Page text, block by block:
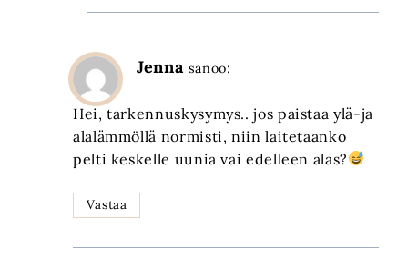
Jenna sanoo:
Hei, tarkennuskysymys.. jos paistaa ylä-ja
alalämmöllä normisti, niin laitetaanko
pelti keskelle uunia vai edelleen alas?
Vastaa